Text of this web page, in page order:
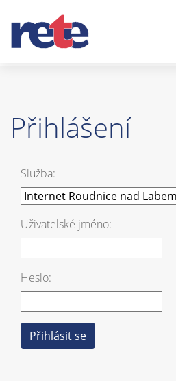
Přihlášení
Služba:
Uživatelské jméno:
Heslo: